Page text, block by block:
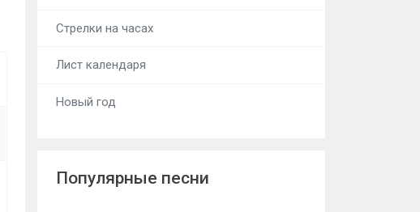
Стрелки на часах
Лист календаря
Новый год
Популярные песни